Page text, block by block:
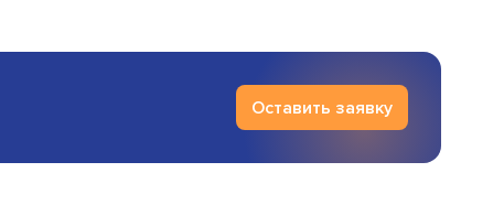
Оставить заявку